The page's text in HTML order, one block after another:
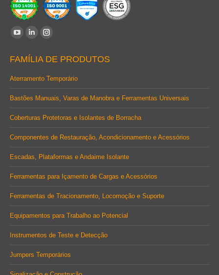
Encontre-nos em:
opens
in
window
Linkedin
opens
in
window
Instagram
opens
in
window
FAMÍLIA DE PRODUTOS
Aterramento Temporário
Bastões Manuais, Varas de Manobra e Ferramentas Universais
Coberturas Protetoras e Isolantes de Borracha
Componentes de Restauração, Acondicionamento e Acessórios
Escadas, Plataformas e Andaime Isolante
Ferramentas para Içamento de Cargas e Acessórios
Ferramentas de Tracionamento, Locomoção e Suporte
Equipamentos para Trabalho ao Potencial
Instrumentos de Teste e Detecção
Jumpers Temporários